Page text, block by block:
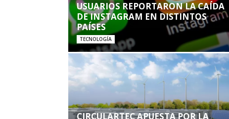
USUARIOS REPORTARON LA CAÍDA
DE INSTAGRAM EN DISTINTOS
PAÍSES
TECNOLOGÍA
CIRCULARTEC APUESTA POR LA